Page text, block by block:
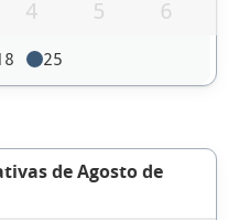
4 5 6
25
de Agosto de